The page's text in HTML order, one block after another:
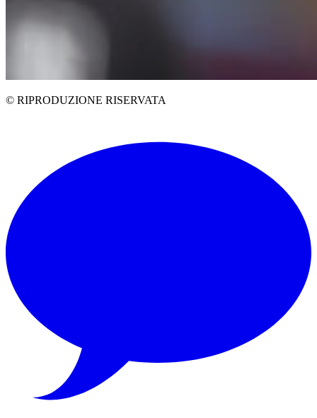
© RIPRODUZIONE RISERVATA